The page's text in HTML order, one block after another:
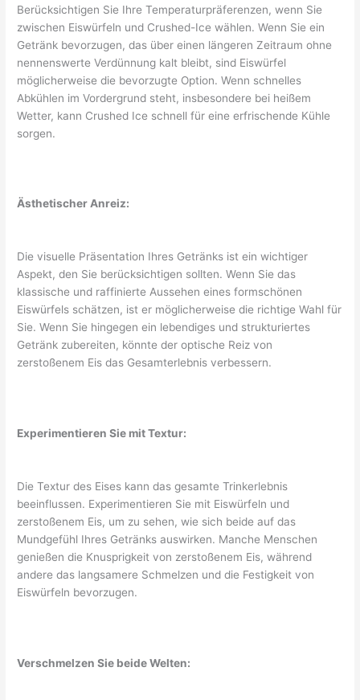
Berücksichtigen Sie Ihre Temperaturpräferenzen, wenn Sie
zwischen Eiswürfeln und Crushed-Ice wählen. Wenn Sie ein
Getränk bevorzugen, das über einen längeren Zeitraum ohne
nennenswerte Verdünnung kalt bleibt, sind Eiswürfel
möglicherweise die bevorzugte Option. Wenn schnelles
Abkühlen im Vordergrund steht, insbesondere bei heißem
Wetter, kann Crushed Ice schnell für eine erfrischende Kühle
sorgen.
Ästhetischer Anreiz:
Die visuelle Präsentation Ihres Getränks ist ein wichtiger
Aspekt, den Sie berücksichtigen sollten. Wenn Sie das
klassische und raffinierte Aussehen eines formschönen
Eiswürfels schätzen, ist er möglicherweise die richtige Wahl für
Sie. Wenn Sie hingegen ein lebendiges und strukturiertes
Getränk zubereiten, könnte der optische Reiz von
zerstoßenem Eis das Gesamterlebnis verbessern.
Experimentieren Sie mit Textur:
Die Textur des Eises kann das gesamte Trinkerlebnis
beeinflussen. Experimentieren Sie mit Eiswürfeln und
zerstoßenem Eis, um zu sehen, wie sich beide auf das
Mundgefühl Ihres Getränks auswirken. Manche Menschen
genießen die Knusprigkeit von zerstoßenem Eis, während
andere das langsamere Schmelzen und die Festigkeit von
Eiswürfeln bevorzugen.
Verschmelzen Sie beide Welten: